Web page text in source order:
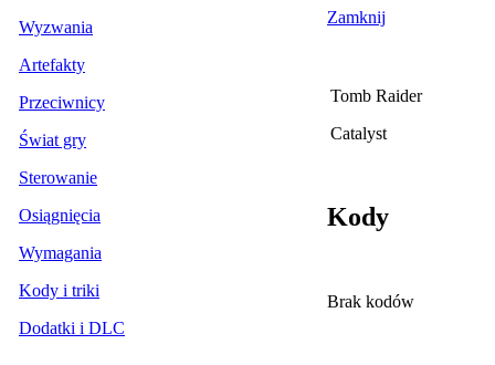
Wyzwania
Artefakty
Przeciwnicy
Świat gry
Sterowanie
Osiągnięcia
Wymagania
Kody i triki
Dodatki i DLC
Zamknij
Tomb Raider
Catalyst
Kody
Brak kodów